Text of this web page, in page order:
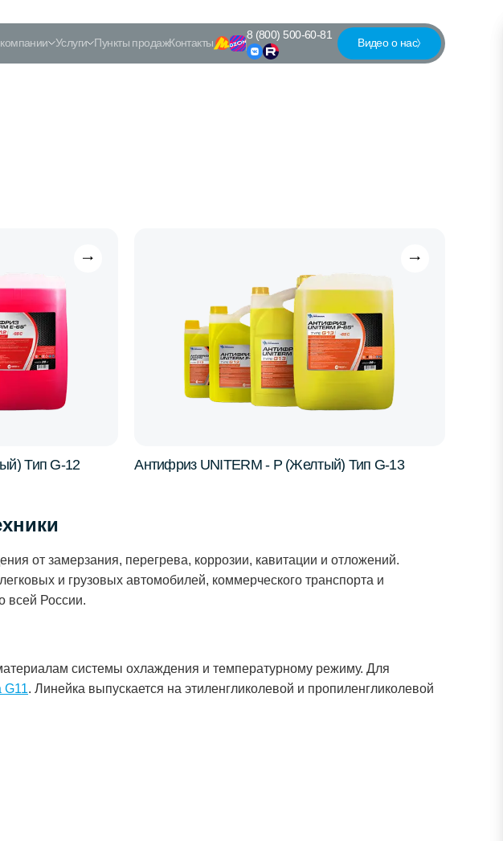
Услуги Пункты продажКонтакты
8 (800) 500-60-81
Видео о нас
Тип G-12 Антифриз UNITERM - P (Желтый) Тип G-13
от замерзания, перегрева, коррозии, кавитации и отложений.
и грузовых автомобилей, коммерческого транспорта и
всей России.
системы охлаждения и температурному режиму. Для
G11. Линейка выпускается на этиленгликолевой и пропиленгликолевой